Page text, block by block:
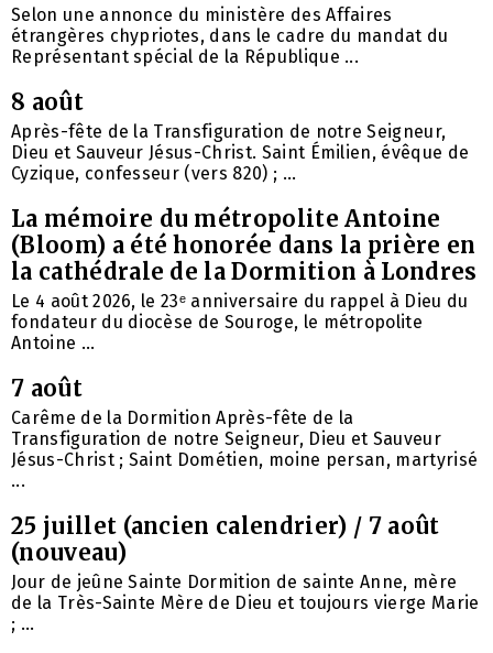
Selon une annonce du ministère des Affaires
étrangères chypriotes, dans le cadre du mandat du
Représentant spécial de la République ...
8 août
Après-fête de la Transfiguration de notre Seigneur,
Dieu et Sauveur Jésus-Christ. Saint Émilien, évêque de
Cyzique, confesseur (vers 820) ; ...
La mémoire du métropolite Antoine
(Bloom) a été honorée dans la prière en
la cathédrale de la Dormition à Londres
Le 4 août 2026, le 23ᵉ anniversaire du rappel à Dieu du
fondateur du diocèse de Souroge, le métropolite
Antoine ...
7 août
Carême de la Dormition Après-fête de la
Transfiguration de notre Seigneur, Dieu et Sauveur
Jésus-Christ ; Saint Dométien, moine persan, martyrisé
...
25 juillet (ancien calendrier) / 7 août
(nouveau)
Jour de jeûne Sainte Dormition de sainte Anne, mère
de la Très-Sainte Mère de Dieu et toujours vierge Marie
; ...